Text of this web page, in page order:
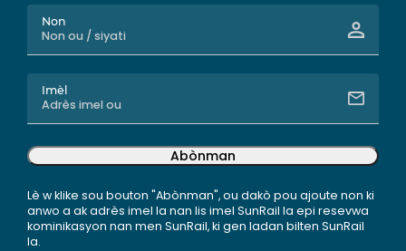
Non
Imèl
Abònman
Lè w klike sou bouton "Abònman", ou dakò pou ajoute non ki
anwo a ak adrès imel la nan lis imel SunRail la epi resevwa
kominikasyon nan men SunRail, ki gen ladan bilten SunRail
la.